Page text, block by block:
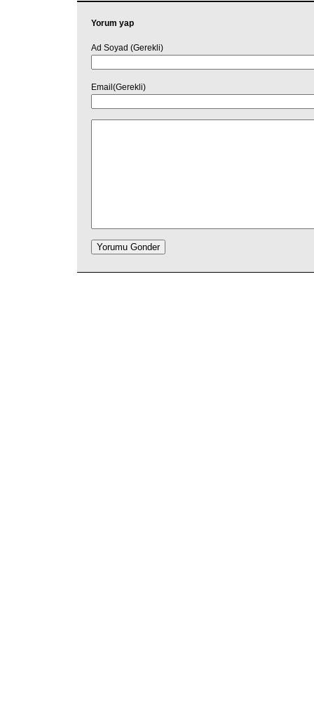
Yorum yap
Ad Soyad (Gerekli)
Email(Gerekli)